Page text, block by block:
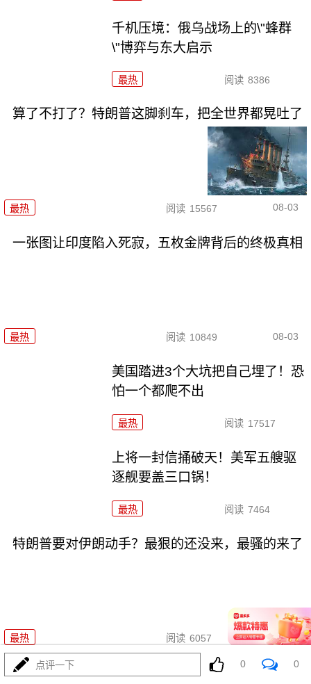
千机压境：俄乌战场上的\"蜂群
\"博弈与东大启示
最热 阅读 8386
算了不打了？特朗普这脚刹车，把全世界都晃吐了
最热 阅读 15567 08-03
一张图让印度陷入死寂，五枚金牌背后的终极真相
最热 阅读 10849 08-03
美国踏进3个大坑把自己埋了！恐
怕一个都爬不出
最热 阅读 17517
上将一封信捅破天！美军五艘驱
逐舰要盖三口锅！
最热 阅读 7464
特朗普要对伊朗动手？最狠的还没来，最骚的来了
最热 阅读 6057 08-03
特朗普这狼来了连演十遍，伊
点评一下 0 0